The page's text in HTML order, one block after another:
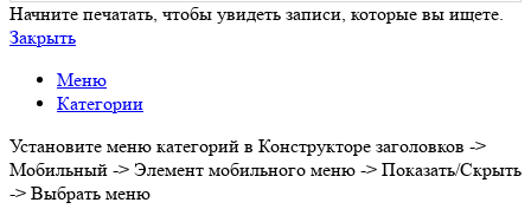
Начните печатать, чтобы увидеть записи, которые вы ищете.
Закрыть
Меню
Категории
Установите меню категорий в Конструкторе заголовков ->
Мобильный -> Элемент мобильного меню -> Показать/Скрыть
-> Выбрать меню